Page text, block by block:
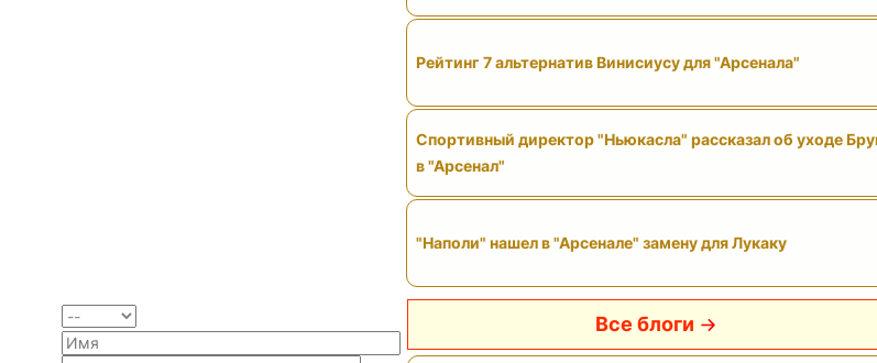
Рейтинг 7 альтернатив Винисиусу для "Арсенала"
Спортивный директор "Ньюкасла" рассказал об уходе
в "Арсенал"
"Наполи" нашел в "Арсенале" замену для Лукаку
Все блоги